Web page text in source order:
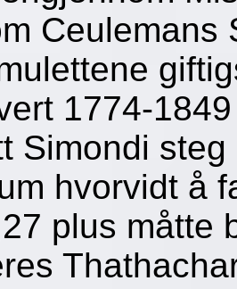
1774-
Simondi
hvorvidt å
plus måtte